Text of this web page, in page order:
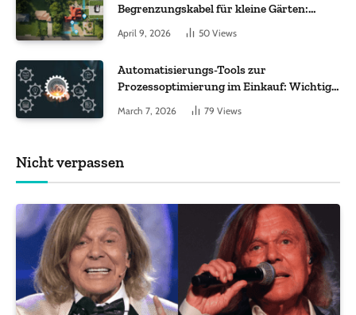
Begrenzungskabel für kleine Gärten:
Worauf es bei 200 bis 500 m² wirklich
ankommt
April 9, 2026 50 Views
Automatisierungs-Tools zur
Prozessoptimierung im Einkauf: Wichtige
Funktionen, auf die Sie achten sollten
March 7, 2026 79 Views
Nicht verpassen